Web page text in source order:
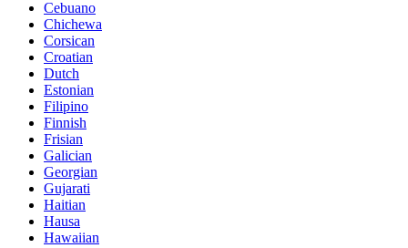
Cebuano
Chichewa
Corsican
Croatian
Dutch
Estonian
Filipino
Finnish
Frisian
Galician
Georgian
Gujarati
Haitian
Hausa
Hawaiian